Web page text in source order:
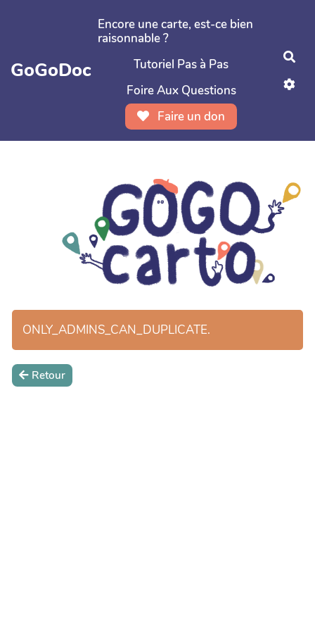
Aller au contenu principal
GoGoDoc
Encore une carte, est-ce bien
raisonnable ?
Tutoriel Pas à Pas
Foire Aux Questions
Faire un don
ONLY_ADMINS_CAN_DUPLICATE.
Retour